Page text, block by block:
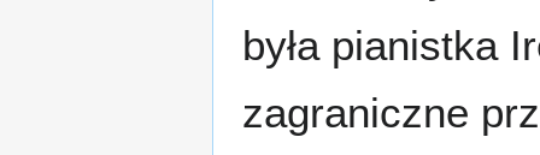
była pianistka
zagraniczne